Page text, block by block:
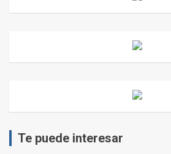
Te puede interesar